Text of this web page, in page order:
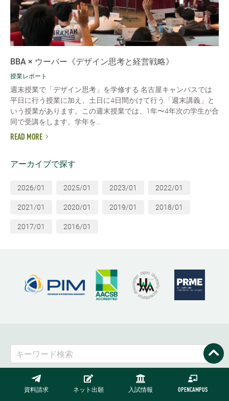
資料請求 ネット出願 入試情報 OPENCAMPUS
BBA × ウーバー《デザイン思考と経営戦略》
授業レポート
週末授業で「デザイン思考」を学修する 名古屋キャンパスでは
平日に行う授業に加え、土日に4日間かけて行う「週末講義」と
いう授業があります。この週末授業では、1年〜4年次の学生が合
同で受講をします。学年を...
READ MORE
アーカイブで探す
2026/01 2025/01 2023/01 2022/01
2021/01 2020/01 2019/01 2018/01
2017/01 2016/01
よく検索されているキーワード：